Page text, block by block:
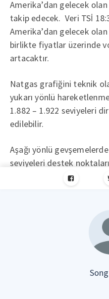
Amerika’dan gelecek
takip edecek. Veri TSİ
Amerika’dan gelecek
birlikte fiyatlar üzerinde
artacaktır.
Natgas grafiğini teknik
yukarı yönlü
1.882 – 1.922 seviyeleri
edilebilir.
Aşağı yönlü
seviyeleri destek